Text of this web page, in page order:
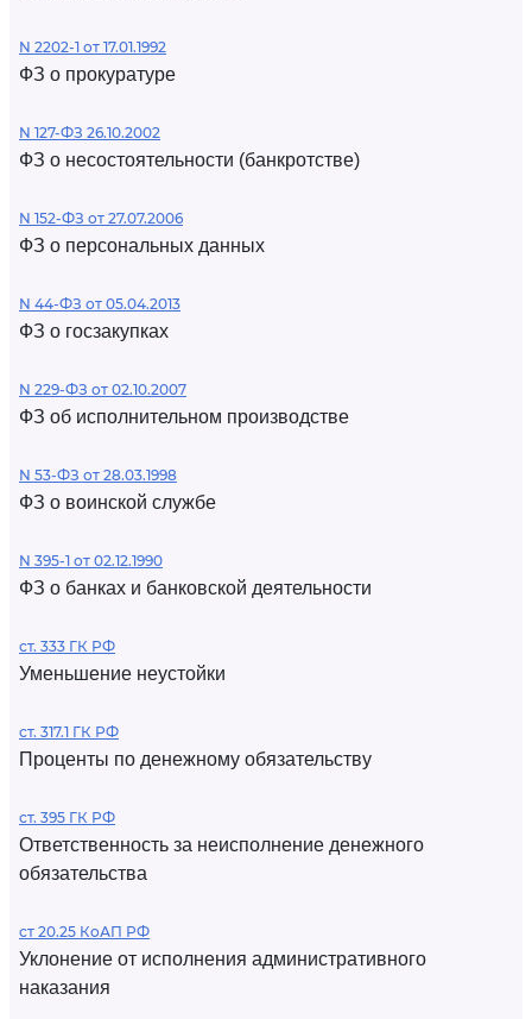
N 2202-1 от 17.01.1992
ФЗ о прокуратуре
N 127-ФЗ 26.10.2002
ФЗ о несостоятельности (банкротстве)
N 152-ФЗ от 27.07.2006
ФЗ о персональных данных
N 44-ФЗ от 05.04.2013
ФЗ о госзакупках
N 229-ФЗ от 02.10.2007
ФЗ об исполнительном производстве
N 53-ФЗ от 28.03.1998
ФЗ о воинской службе
N 395-1 от 02.12.1990
ФЗ о банках и банковской деятельности
ст. 333 ГК РФ
Уменьшение неустойки
ст. 317.1 ГК РФ
Проценты по денежному обязательству
ст. 395 ГК РФ
Ответственность за неисполнение денежного
обязательства
ст 20.25 КоАП РФ
Уклонение от исполнения административного
наказания